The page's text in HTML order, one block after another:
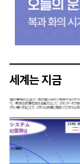
세계는 지금